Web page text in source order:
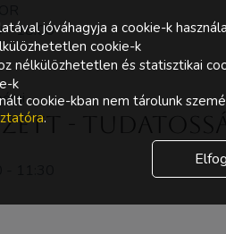
- 18:00
-
11:30
jóváhagyja a cookie-k
cookie-k
nélkülözhetetlen és statisztikai
k
cookie-kban nem tárolunk
.